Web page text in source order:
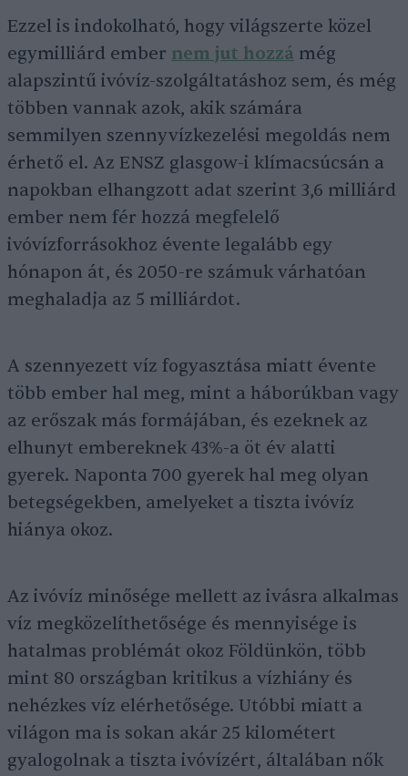
Ezzel is indokolható, hogy világszerte közel
egymilliárd ember nem jut hozzá még
alapszintű ivóvíz-szolgáltatáshoz sem, és még
többen vannak azok, akik számára
semmilyen szennyvízkezelési megoldás nem
érhető el. Az ENSZ glasgow-i klímacsúcsán a
napokban elhangzott adat szerint 3,6 milliárd
ember nem fér hozzá megfelelő
ivóvízforrásokhoz évente legalább egy
hónapon át, és 2050-re számuk várhatóan
meghaladja az 5 milliárdot.
A szennyezett víz fogyasztása miatt évente
több ember hal meg, mint a háborúkban vagy
az erőszak más formájában, és ezeknek az
elhunyt embereknek 43%-a öt év alatti
gyerek. Naponta 700 gyerek hal meg olyan
betegségekben, amelyeket a tiszta ivóvíz
hiánya okoz.
Az ivóvíz minősége mellett az ivásra alkalmas
víz megközelíthetősége és mennyisége is
hatalmas problémát okoz Földünkön, több
mint 80 országban kritikus a vízhiány és
nehézkes víz elérhetősége. Utóbbi miatt a
világon ma is sokan akár 25 kilométert
gyalogolnak a tiszta ivóvízért, általában nők